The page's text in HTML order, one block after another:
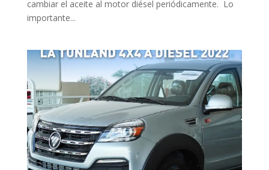
cambiar el aceite al motor diésel periódicamente. Lo
importante...